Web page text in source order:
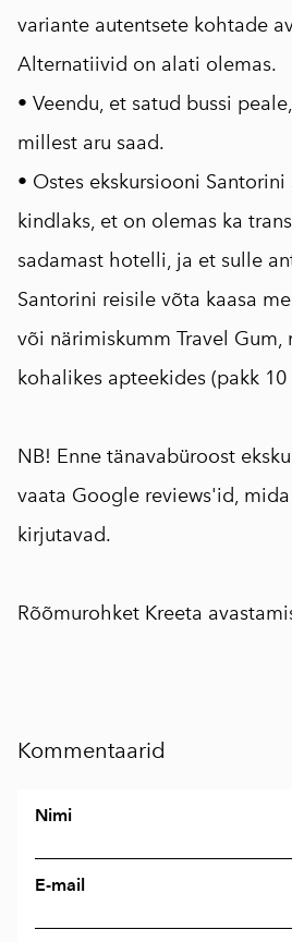
variante autentsete kohtade
Alternatiivid on alati olemas.
• Veendu, et satud bussi
millest aru saad.
• Ostes ekskursiooni Santorini
kindlaks, et on olemas ka
sadamast hotelli, ja et sulle
Santorini reisile võta kaasa
või närimiskumm Travel Gum,
kohalikes apteekides (pakk
NB! Enne tänavabüroost
vaata Google reviews'id,
kirjutavad.
Rõõmurohket Kreeta
Kommentaarid
Nimi
E-mail